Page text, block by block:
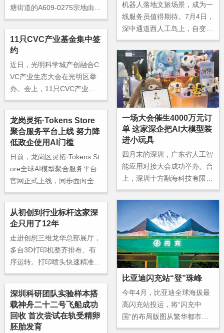
机器人落地文旅场景，成为一
线服务员值得期待。7月4日，
深中通道西人工岛上，自变量
机器人与深圳文旅达成战略合
作，双方将依托各自核心优
势，围绕深圳全域文旅资源，
在文旅场馆、深中通道西人工
岛展厅、餐厅、咖啡店、VR
体验店、研学室、文博场馆、
酒店及交通枢纽等场景全面展
开合作，共同打造“科技+文
旅”融合标杆，助力深圳建设
塘街道的A609-0275宗地由深
圳竹鹤科技有限公司以1.412
590.87平方米，总建筑面积3
76158平方米，土地用途为普
通工业用地，拟建“3D打印智
造总部基地项目”。
11只CVC产业基金集中签
约
近日，光明科学城产创融合C
VC产业生态大会在光明区举
办。会上，11只CVC产业基
金集中签约、9个拟投项目签
金体系再添新军，超300亿元
基金矩阵持续扩容。
一场大会催生4000万元订
单 这家深企把AI大模型装
进小玩具
四月末的深圳，广东省人工智
能应用对接大会成功举办。台
上，深圳十方融海科技有限公
司创始人陈劢登台分享。台
下，众多制造业企业参会代表
目不转睛。
龙岗灵拓·Tokens Store
聚合服务平台上线 努力降
低政企使用AI门槛
日前，龙岗区灵拓·Tokens St
ore全球AI模型聚合服务平台
官网正式上线，同步面向全社
会开放内测。
比亚迪闪充站“登”珠峰
今年4月，比亚迪全球海拔最
高闪充站投运，将“闪充中
国”的布局版图从繁华都市延
伸至地球第三极。截至5月
从初创到行业标杆这家深
企只用了12年
走进创想三维龙华总部展厅，
多台3D打印机整齐排布、有
序运转。打印喷头快速精准移
动，一件件精致的机械模型缓
办、宠物用品、时尚饰品、工
业零部件等各类3D打印成品
琳琅满目，全方位展现着3D
深圳科研团队实验样本搭
载神舟二十二号飞船成功
回收 首次尝试在轨受精卵
胚胎发育